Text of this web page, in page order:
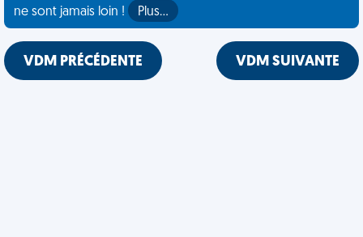
ne sont jamais loin !
Plus…
VDM PRÉCÉDENTE VDM SUIVANTE